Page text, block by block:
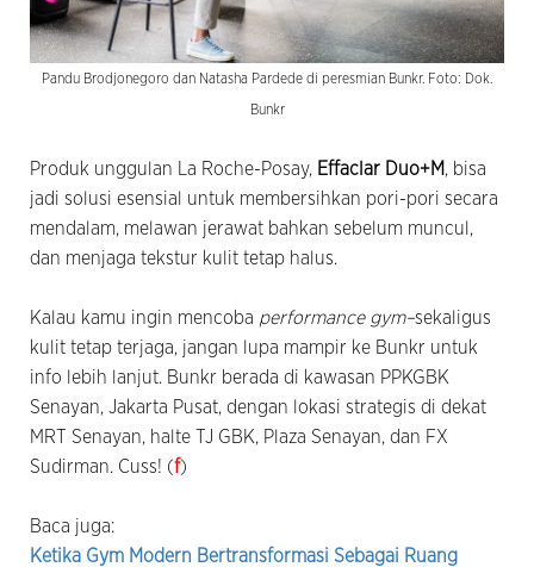
Pandu Brodjonegoro dan Natasha Pardede di peresmian Bunkr. Foto: Dok.
Bunkr
Produk unggulan La Roche-Posay, Effaclar Duo+M, bisa
jadi solusi esensial untuk membersihkan pori-pori secara
mendalam, melawan jerawat bahkan sebelum muncul,
dan menjaga tekstur kulit tetap halus.
Kalau kamu ingin mencoba performance gym–sekaligus
kulit tetap terjaga, jangan lupa mampir ke Bunkr untuk
info lebih lanjut. Bunkr berada di kawasan PPKGBK
Senayan, Jakarta Pusat, dengan lokasi strategis di dekat
MRT Senayan, halte TJ GBK, Plaza Senayan, dan FX
Sudirman. Cuss! (f)
Baca juga:
Ketika Gym Modern Bertransformasi Sebagai Ruang